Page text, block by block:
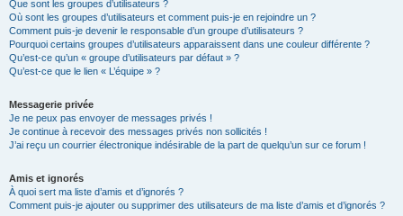
Que sont les groupes d’utilisateurs ?
Où sont les groupes d’utilisateurs et comment puis-je en rejoindre un ?
Comment puis-je devenir le responsable d’un groupe d’utilisateurs ?
Pourquoi certains groupes d’utilisateurs apparaissent dans une couleur différente ?
Qu’est-ce qu’un « groupe d’utilisateurs par défaut » ?
Qu’est-ce que le lien « L’équipe » ?
Messagerie privée
Je ne peux pas envoyer de messages privés !
Je continue à recevoir des messages privés non sollicités !
J’ai reçu un courrier électronique indésirable de la part de quelqu’un sur ce forum !
Amis et ignorés
À quoi sert ma liste d’amis et d’ignorés ?
Comment puis-je ajouter ou supprimer des utilisateurs de ma liste d’amis et d’ignorés ?